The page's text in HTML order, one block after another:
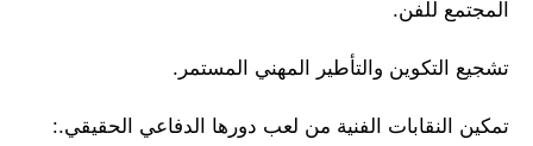
المجتمع للفن.
تشجيع التكوين والتأطير المهني المستمر.
تمكين النقابات الفنية من لعب دورها الدفاعي الحقيقي.: